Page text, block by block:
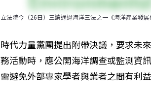
立法院今（26日）三讀通過海洋三法之一《海洋產業發
時代力量黨團提出附帶決議，要求未
務活動時，應公開海洋調查或監測資
需避免外部專家學者與業者之間有利